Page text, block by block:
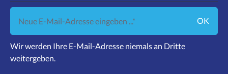
Neue E-Mail-Adresse eingeben ...
OK
Wir werden Ihre E-Mail-Adresse niemals an Dritte
weitergeben.